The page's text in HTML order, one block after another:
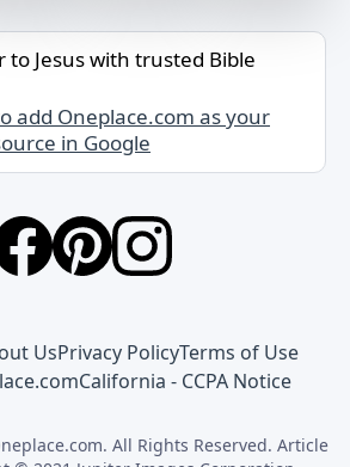
to Jesus with trusted Bible
add Oneplace.com as your
in Google
UsPrivacy PolicyTerms of Use
California - CCPA Notice
All Rights Reserved. Article